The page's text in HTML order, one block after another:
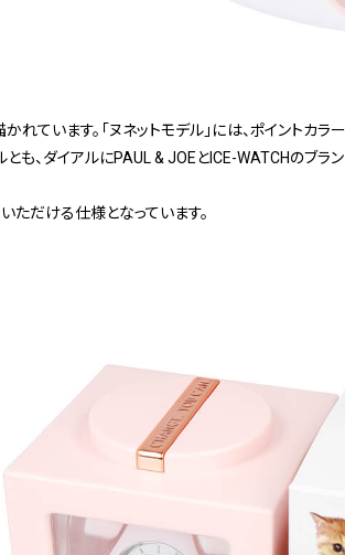
います。「ヌネットモデル」には、ポイントカラ
、ダイアルにPAUL & JOEとICE-WATCHのブラン
ただける仕様となっています。